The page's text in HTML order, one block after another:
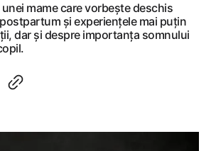
mame care vorbește deschis
și experiențele mai puțin
dar și despre importanța somnului